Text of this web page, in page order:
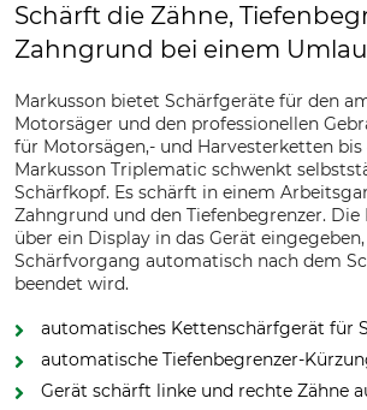
Schärft die Zähne,
Zahngrund bei einem
Markusson bietet Schärfgeräte für den
Motorsäger und den professionellen
für Motorsägen,- und Harvesterketten bis
Markusson Triplematic schwenkt
Schärfkopf. Es schärft in einem
Zahngrund und den Tiefenbegrenzer.
über ein Display in das Gerät eingegeben,
Schärfvorgang automatisch nach dem
beendet wird.
automatisches Kettenschärfgerät für
automatische Tiefenbegrenzer-
Gerät schärft linke und rechte Zähne